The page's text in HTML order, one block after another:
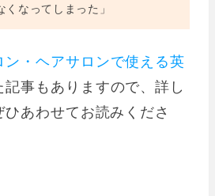
なってしまった」
ン・ヘアサロンで使える英
記事もありますので、詳し
あわせてお読みくださ